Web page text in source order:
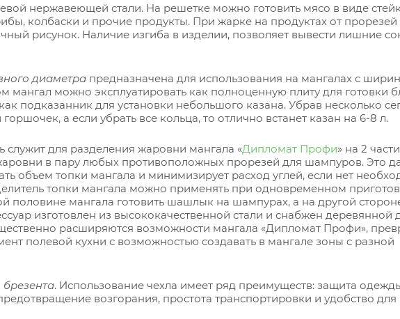
нержавеющей стали. На решетке можно готовить мясо в виде
колбаски и прочие продукты. При жарке на продуктах от прорезей
рисунок. Наличие изгиба в изделии, позволяет вывести лишние
диаметра предназначена для использования на мангалах с
мангал можно эксплуатировать как полноценную плиту для готовки
подказанник для установки небольшого казана. Убрав несколько
а если убрать все кольца, то отлично встанет казан на 6-8 л.
служит для разделения жаровни мангала «Дипломат Профи» на 2
в пару любых противоположных прорезей для шампуров. Это
объем топки мангала и минимизирует расход углей, если нет
топки мангала можно применять при одновременном
половине мангала готовить шашлык на шампурах, а на другой
изготовлен из высококачественной стали и снабжен деревянной
расширяются возможности мангала «Дипломат Профи»,
полевой кухни с возможностью создавать в мангале зоны с разной
. Использование чехла имеет ряд преимуществ: защита
возгорания, простота транспортировки и удобство для